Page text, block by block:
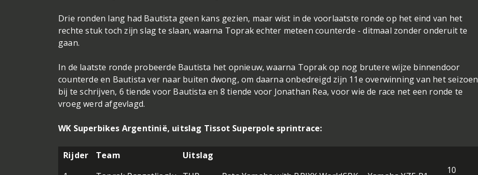
Drie ronden lang had Bautista geen kans gezien, maar wist in de voorlaatste ronde op het eind van het
rechte stuk toch zijn slag te slaan, waarna Toprak echter meteen counterde - ditmaal zonder onderuit te
gaan.
In de laatste ronde probeerde Bautista het opnieuw, waarna Toprak op nog brutere wijze binnendoor
counterde en Bautista ver naar buiten dwong, om daarna onbedreigd zijn 11e overwinning van het seizoen
bij te schrijven, 6 tiende voor Bautista en 8 tiende voor Jonathan Rea, voor wie de race net een ronde te
vroeg werd afgevlagd.
WK Superbikes Argentinië, uitslag Tissot Superpole sprintrace:
Rijder Team
Uitslag
10